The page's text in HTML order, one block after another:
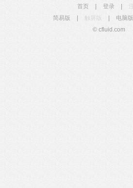
首页 登录
简易版
触屏版 电脑版
© cfluid.com